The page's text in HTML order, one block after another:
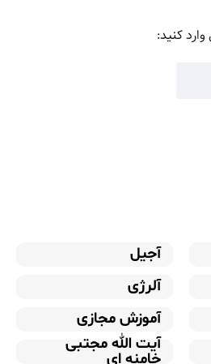
کنید:
آجیل
آلرژی
آموزش مجازی
آیت الله مجتبی
خامنه ای